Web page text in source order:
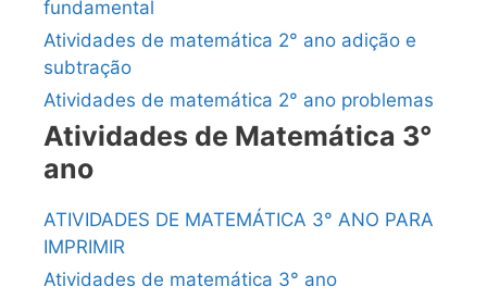
fundamental
Atividades de matemática 2° ano adição e
subtração
Atividades de matemática 2° ano problemas
Atividades de Matemática 3°
ano
ATIVIDADES DE MATEMÁTICA 3° ANO PARA
IMPRIMIR
Atividades de matemática 3° ano